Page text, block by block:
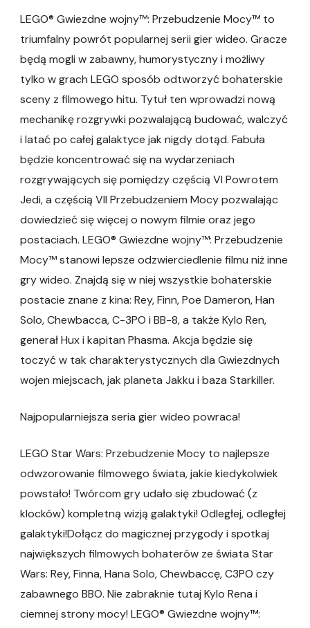
LEGO® Gwiezdne wojny™: Przebudzenie Mocy™ to
triumfalny powrót popularnej serii gier wideo. Gracze
będą mogli w zabawny, humorystyczny i możliwy
tylko w grach LEGO sposób odtworzyć bohaterskie
sceny z filmowego hitu. Tytuł ten wprowadzi nową
mechanikę rozgrywki pozwalającą budować, walczyć
i latać po całej galaktyce jak nigdy dotąd. Fabuła
będzie koncentrować się na wydarzeniach
rozgrywających się pomiędzy częścią VI Powrotem
Jedi, a częścią VII Przebudzeniem Mocy pozwalając
dowiedzieć się więcej o nowym filmie oraz jego
postaciach. LEGO® Gwiezdne wojny™: Przebudzenie
Mocy™ stanowi lepsze odzwierciedlenie filmu niż inne
gry wideo. Znajdą się w niej wszystkie bohaterskie
postacie znane z kina: Rey, Finn, Poe Dameron, Han
Solo, Chewbacca, C-3PO i BB-8, a także Kylo Ren,
generał Hux i kapitan Phasma. Akcja będzie się
toczyć w tak charakterystycznych dla Gwiezdnych
wojen miejscach, jak planeta Jakku i baza Starkiller.
Najpopularniejsza seria gier wideo powraca!
LEGO Star Wars: Przebudzenie Mocy to najlepsze
odwzorowanie filmowego świata, jakie kiedykolwiek
powstało! Twórcom gry udało się zbudować (z
klocków) kompletną wizją galaktyki! Odległej, odległej
galaktyki!Dołącz do magicznej przygody i spotkaj
największych filmowych bohaterów ze świata Star
Wars: Rey, Finna, Hana Solo, Chewbaccę, C3PO czy
zabawnego BBO. Nie zabraknie tutaj Kylo Rena i
ciemnej strony mocy! LEGO® Gwiezdne wojny™: